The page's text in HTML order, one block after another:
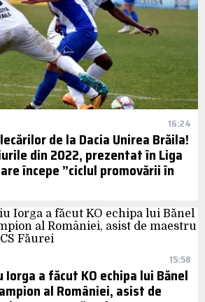
16:24
de la Dacia Unirea Brăila!
din 2022, prezentat în Liga
începe ”ciclul promovării în
15:58
Iorga a făcut KO echipa lui Bănel
al României, asist de